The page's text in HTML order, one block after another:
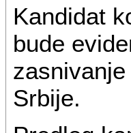
Kandidat
bude
Srbije.